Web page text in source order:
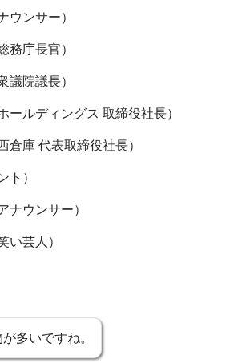
ウンサー）
務庁長官）
議院議長）
ールディングス 取締役社長）
倉庫 代表取締役社長）
ト）
ナウンサー）
い芸人）
多いですね。